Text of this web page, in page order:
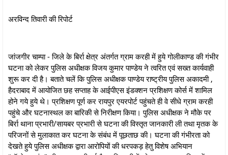
अरविन्द तिवारी की रिपोर्ट
जांजगीर चाम्पा - जिले के बिर्रा क्षेत्र अंतर्गत ग्राम करही में हुये गोलीकाण्ड की गंभीर
घटना को लेकर पुलिस अधीक्षक विजय कुमार पाण्डेय ने त्वरित एवं सख्त कार्यवाही
शुरू कर दी है। बताते चलें कि पुलिस अधीक्षक पाण्डेय राष्ट्रीय पुलिस अकादमी ,
हैदराबाद में आयोजित छह सप्ताह के आईपीएस इंडक्शन प्रशिक्षण कोर्स में शामिल
होने गये हुये थे। प्रशिक्षण पूर्ण कर रायपुर एयरपोर्ट पहुंचते ही वे सीधे ग्राम करही
पहुंचे और घटनास्थल का बारिकी से निरीक्षण किया। पुलिस अधीक्षक ने मौके पर
बिर्रा थाना प्रभारी/सायबर प्रभारी से घटना की विस्तृत जानकारी ली तथा मृतक के
परिजनों से मुलाकात कर घटना के संबंध में पूछताछ की। घटना की गंभीरता को
देखते हुये पुलिस अधीक्षक द्वारा आरोपियों की धरपकड़ हेतु विशेष अभियान